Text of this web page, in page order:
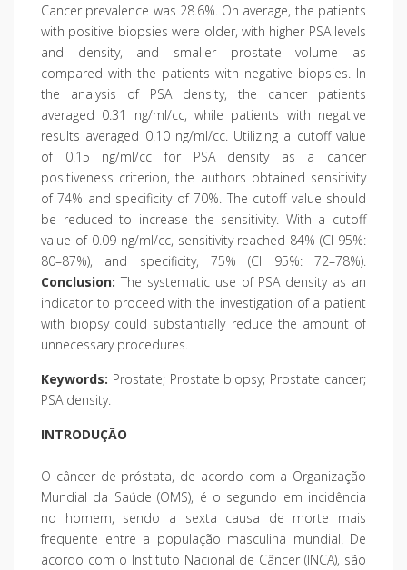
Cancer prevalence was 28.6%. On average, the patients
with positive biopsies were older, with higher PSA levels
and density, and smaller prostate volume as
compared with the patients with negative biopsies. In
the analysis of PSA density, the cancer patients
averaged 0.31 ng/ml/cc, while patients with negative
results averaged 0.10 ng/ml/cc. Utilizing a cutoff value
of 0.15 ng/ml/cc for PSA density as a cancer
positiveness criterion, the authors obtained sensitivity
of 74% and specificity of 70%. The cutoff value should
be reduced to increase the sensitivity. With a cutoff
value of 0.09 ng/ml/cc, sensitivity reached 84% (CI 95%:
80–87%), and specificity, 75% (CI 95%: 72–78%).
Conclusion: The systematic use of PSA density as an
indicator to proceed with the investigation of a patient
with biopsy could substantially reduce the amount of
unnecessary procedures.
Keywords: Prostate; Prostate biopsy; Prostate cancer;
PSA density.
INTRODUÇÃO
O câncer de próstata, de acordo com a Organização
Mundial da Saúde (OMS), é o segundo em incidência
no homem, sendo a sexta causa de morte mais
frequente entre a população masculina mundial. De
acordo com o Instituto Nacional de Câncer (INCA), são